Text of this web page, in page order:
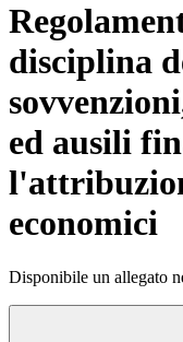
disciplina
ed ausili
economici
Disponibile un allegato